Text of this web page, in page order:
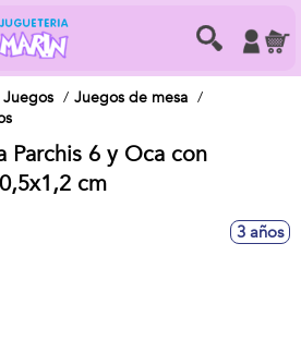
Juegos
Juegos de mesa
Parchis 6 y Oca con
cm
3 años